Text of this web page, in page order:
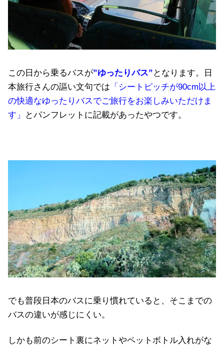
この日から乗るバスが”ゆったりバス” となります。日
本旅行さんの謳い文句では 「シートピッチが90cm以上
の快適なゆったりバスでご旅行をお楽しみいただけま
す」
とパンフレットに記載があったやつです。
でも普段日本のバスに乗り慣れていると、そこまでの
バスの違いが感じにくい。
しかも前のシート裏にネットやペットボトル入れがな